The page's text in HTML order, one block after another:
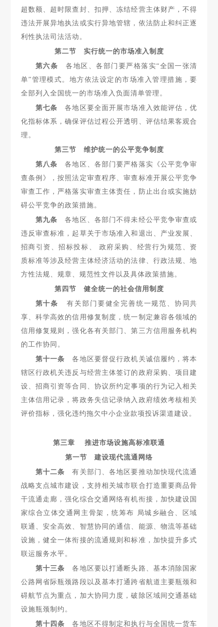
超数额、超时限查封、扣押、冻结经营主体财产，不得
违法开展异地执法或实行异地管辖，依法防止和纠正逐
利性执法司法活动。
第二节 实行统一的市场准入制度
第六条 各地区、各部门要严格落实“全国一张清
单”管理模式。地方依法设定的市场准入管理措施，要
全部列入全国统一的市场准入负面清单管理。
第七条 各地区要全面开展市场准入效能评估，优
化指标体 系，确保评估过程公开透明、评估结果客观合
理。
第三节 维护统一的公平竞争制度
第八条 各地区、各部门要严格落实《公平竞争审
查条例》，按照法定审查程序、审查标准开展公平竞争
审查工作，严格落实审查主体责任，防止出台或实施妨
碍公平竞争的政策措施。
第九条 各地区、各部门不得未经公平竞争审查或
违反审查标准，起草关于市场准入和退出、产业发展、
招商引资、招标投标、 政府采购、经营行为规范、资
质标准等涉及经营主体经济活动的法律、行政法规、地
方性法规、规章、规范性文件以及具体政策措施。
第四节 健全统一的社会信用制度
第十条
有关部门要健全完善统一规范、协同共
享、科学高效 的信用修复制度，统一制定兼容各领域的
信用修复规则，强化各有关部门、第三方信用服务机构
的工作协同。
第十一条 各地区要督促行政机关诚信履约，将本
辖区行政机关违反与经营主体签订的政府采购、项目建
设、招商引资等合同、 协议所约定事项的行为记入相关
主体信用记录，将政务失信记录纳入政府绩效考核相关
评价指标，强化违约拖欠中小企业款项投诉渠道建设。
第三章 推进市场设施高标准联通
第一节 建设现代流通网络
第十二条 有关部门、各地区要推动加快现代流通
战略支点城市建设，支持相关城市联合打造重要商品骨
干流通走廊，强化综合交通网络有机衔接，加快建设国
家综合立体交通网主骨架，统筹布 局城乡融合、区域
联通、安全高效、智慧协同的通信、能源、物流等基础
设施，健全一体衔接的流通规则和标准，加快提升多式
联运服务水平。
第十三条 各地区要以打通断头路、基本消除国家
公路网省际瓶颈路段以及基本打通跨省航道主要瓶颈和
碍航节点为重点，加大协同力度，破除区域间交通基础
设施瓶颈制约。
第十四条 各地区不得制定和执行与全国统一货车